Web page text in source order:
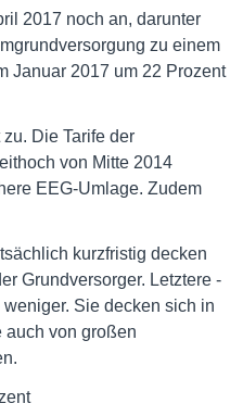
2017 noch an, darunter
zu einem
Januar 2017 um 22 Prozent
Die Tarife der
von Mitte 2014
EEG-Umlage. Zudem
kurzfristig decken
Grundversorger. Letztere -
Sie decken sich in
auch von großen